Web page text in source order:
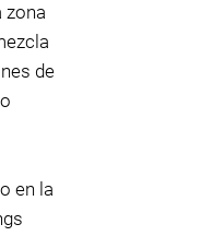
zona
de
en la